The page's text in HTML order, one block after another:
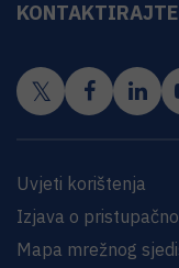
Uvjeti korištenja
Izjava o
Mapa mrežnog